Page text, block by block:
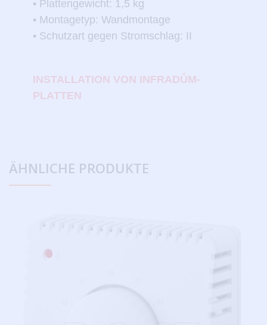
• Plattengewicht: 1,5 kg
• Montagetyp: Wandmontage
• Schutzart gegen Stromschlag: II
INSTALLATION VON INFRADŮM-
PLATTEN
ÄHNLICHE PRODUKTE